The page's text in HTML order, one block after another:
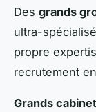
Des grands
ultra-
propre
recrutement
Grands